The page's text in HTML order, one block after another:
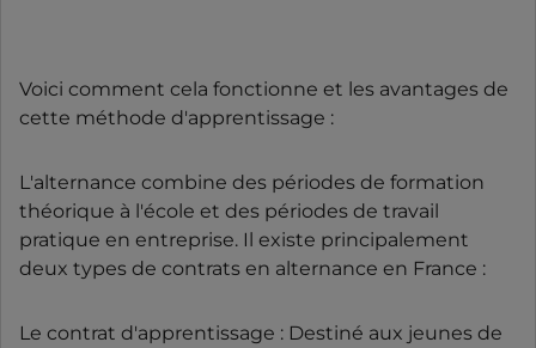
Voici comment cela fonctionne et les avantages de
cette méthode d'apprentissage :
L'alternance combine des périodes de formation
théorique à l'école et des périodes de travail
pratique en entreprise. Il existe principalement
deux types de contrats en alternance en France :
Le contrat d'apprentissage : Destiné aux jeunes de